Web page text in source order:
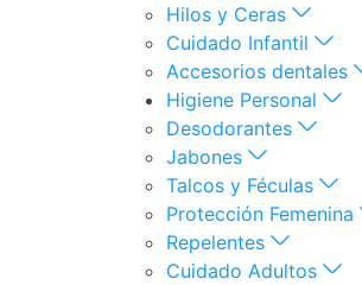
Hilos y Ceras
Cuidado Infantil
Accesorios dentales
Higiene Personal
Desodorantes
Jabones
Talcos y Féculas
Protección Femenina
Repelentes
Cuidado Adultos